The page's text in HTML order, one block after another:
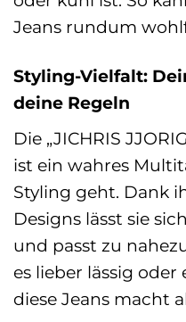
Jeans rundum
Styling-Vielfalt:
deine Regeln
Die „JICHRIS
ist ein wahres
Styling geht. Dank
Designs lässt sie
und passt zu
es lieber lässig
diese Jeans macht